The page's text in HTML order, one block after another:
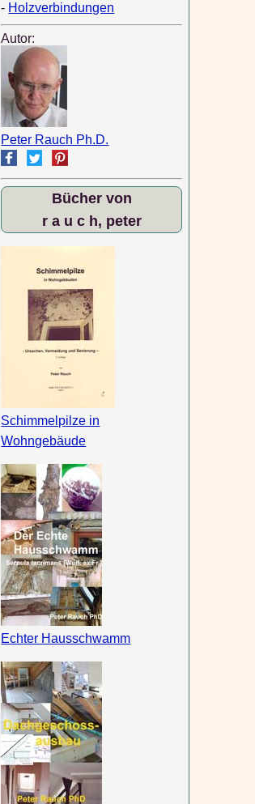
- Holzverbindungen
Autor:
Peter Rauch Ph.D.
Bücher von
r a u c h, peter
Schimmelpilze in
Wohngebäude
Echter Hausschwamm